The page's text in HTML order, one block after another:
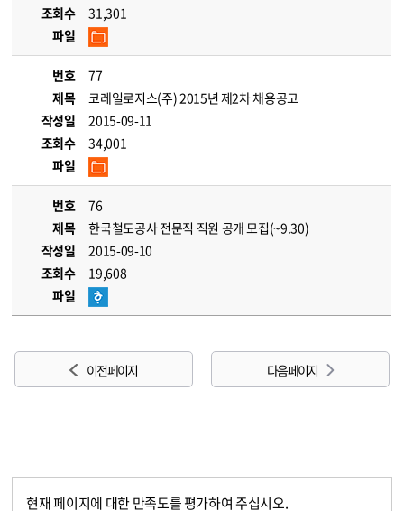
조회수
31,301
파일
번호
77
제목
코레일로지스(주) 2015년 제2차 채용공고
작성일
2015-09-11
조회수
34,001
파일
번호
76
제목
한국철도공사 전문직 직원 공개 모집(~9.30)
작성일
2015-09-10
조회수
19,608
파일
이전 페이지 다음 페이지
현재 페이지에 대한 만족도를 평가하여 주십시오.